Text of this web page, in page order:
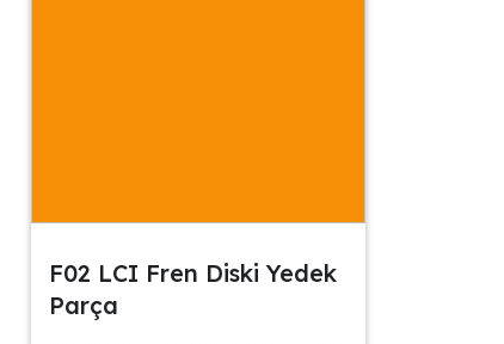
F02 LCI Fren Diski Yedek
Parça